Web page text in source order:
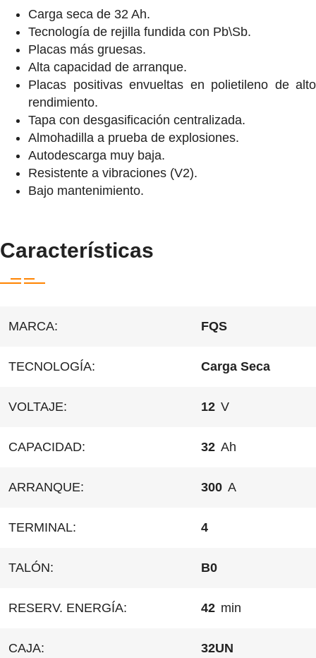
Carga seca de 32 Ah.
Tecnología de rejilla fundida con Pb\Sb.
Placas más gruesas.
Alta capacidad de arranque.
Placas positivas envueltas en polietileno de alto
rendimiento.
Tapa con desgasificación centralizada.
Almohadilla a prueba de explosiones.
Autodescarga muy baja.
Resistente a vibraciones (V2).
Bajo mantenimiento.
Características
MARCA: FQS
TECNOLOGÍA: Carga Seca
VOLTAJE: 12 V
CAPACIDAD: 32 Ah
ARRANQUE: 300 A
TERMINAL: 4
TALÓN: B0
RESERV. ENERGÍA: 42 min
CAJA: 32UN